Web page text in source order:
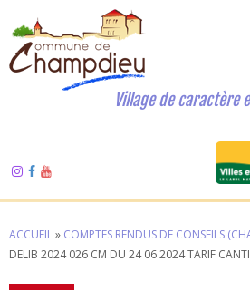
Village de caractère
ACCUEIL» COMPTES RENDUS DE CONSEILS
DELIB 2024 026 CM DU 24 06 2024 TARIF